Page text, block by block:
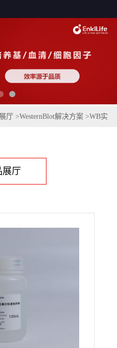
厅 >WesternBlot解决方案 >WB实
展厅